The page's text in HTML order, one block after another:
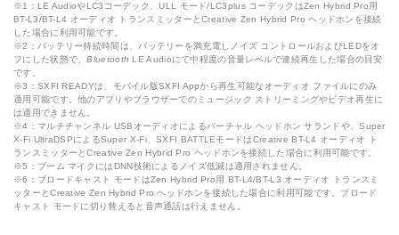
※1：LE AudioやLC3コーデック、ULL モード/LC3plus コーデックはZen Hybrid Pro用
BT-L3/BT-L4 オーディオ トランスミッターとCreative Zen Hybrid Pro ヘッドホンを接続
した場合に利用可能です。
※2：バッテリー持続時間は、バッテリーを満充電しノイズ コントロールおよびLEDをオ
フにした状態で、Bluetooth LE Audioにて中程度の音量レベルで連続再生した場合の目安
です。
※3：SXFI READYは、モバイル版SXFI Appから再生可能なオーディオ ファイルにのみ
適用可能です。他のアプリやブラウザーでのミュージック ストリーミングやビデオ再生に
は適用できません。
※4：マルチチャンネル USBオーディオによるバーチャル ヘッドホン サランドや、Super
X-Fi UltraDSPによるSuper X-Fi、SXFI BATTLEモードはCreative BT-L4 オーディオ ト
ランスミッターとCreative Zen Hybrid Pro ヘッドホンを接続した場合に利用可能です。
※5：ブーム マイクにはDNN技術によるノイズ低減は適用されません。
※6：ブロードキャスト モードはZen Hybrid Pro用 BT-L4/BT-L3 オーディオ トランスミ
ッターとCreative Zen Hybrid Pro ヘッドホンを接続した場合に利用可能です。ブロード
キャスト モードに切り替えると音声通話は行えません。